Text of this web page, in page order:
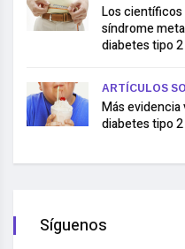
Los
síndrome
diabetes tipo 2
ARTÍCULOS
Más evidencia
diabetes tipo
Síguenos